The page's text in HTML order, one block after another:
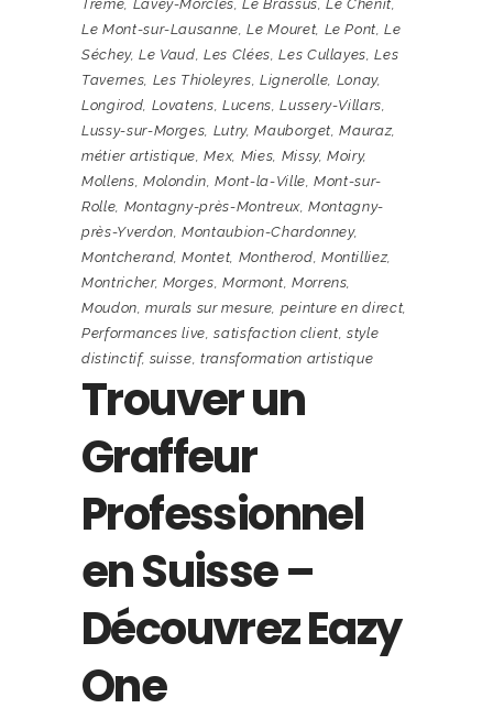
Trême, Lavey-Morcles,Le Brassus,Le Chenit,
Le Mont-sur-Lausanne,Le Mouret, Le Pont,Le
Séchey,Le Vaud,Les Clées,Les Cullayes,Les
Tavernes, Les Thioleyres, Lignerolle, Lonay,
Longirod, Lovatens,Lucens,Lussery-Villars,
Lussy-sur-Morges, Lutry,Mauborget,Mauraz,
métier artistique,Mex, Mies, Missy,Moiry,
Mollens, Molondin,Mont-la-Ville,Mont-sur-
Rolle, Montagny-près-Montreux,Montagny-
près-Yverdon,Montaubion-Chardonney,
Montcherand,Montet, Montherod, Montilliez,
Montricher, Morges,Mormont, Morrens,
Moudon,murals sur mesure, peinture en direct,
Performances live,satisfaction client,style
distinctif, suisse,transformation artistique
Trouver un
Graffeur
Professionnel
en Suisse –
Découvrez Eazy
One